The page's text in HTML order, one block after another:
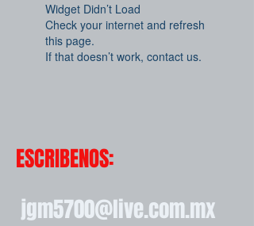
Widget Didn’t Load
Check your internet and refresh
this page.
If that doesn’t work, contact us.
ESCRIBENOS:
jgm5700@live.com.mx